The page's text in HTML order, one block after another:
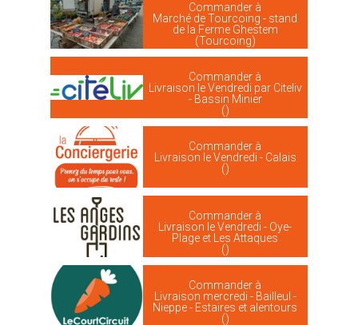
Commander à
Marché de Tourcoing - stand
de la Ferme Ghestem
(Tourcoing)
Commander à
Livraison le Vendredi par Citeliv
- Bassin Minier
()
Commander à
Livraison le Vendredi - Calais
()
Commander à
Livraison le Vendredi - Oye-
Plage et Les Attaques
()
Commander à
Livraison mercredi - Bailleul -
Nieppe - Estaires et alentours
()